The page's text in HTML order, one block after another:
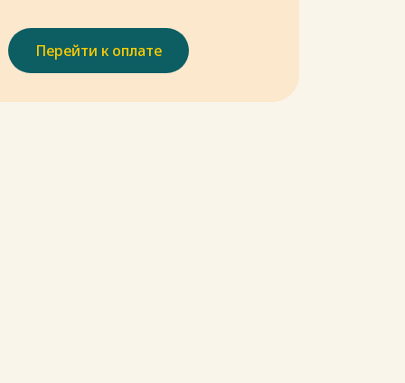
Перейти к оплате